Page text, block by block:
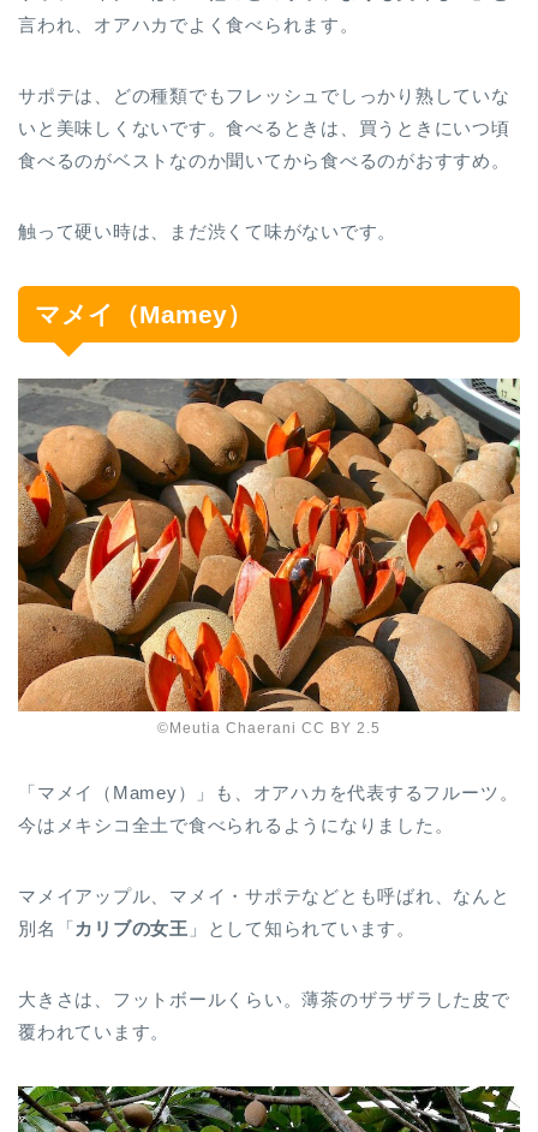
言われ、オアハカでよく食べられます。
サポテは、どの種類でもフレッシュでしっかり熟していな
いと美味しくないです。食べるときは、買うときにいつ頃
食べるのがベストなのか聞いてから食べるのがおすすめ。
触って硬い時は、まだ渋くて味がないです。
マメイ（Mamey）
©️Meutia Chaerani CC BY 2.5
「マメイ（Mamey）」も、オアハカを代表するフルーツ。
今はメキシコ全土で食べられるようになりました。
マメイアップル、マメイ・サポテなどとも呼ばれ、なんと
別名「カリブの女王 」として知られています。
大きさは、フットボールくらい。薄茶のザラザラした皮で
覆われています。